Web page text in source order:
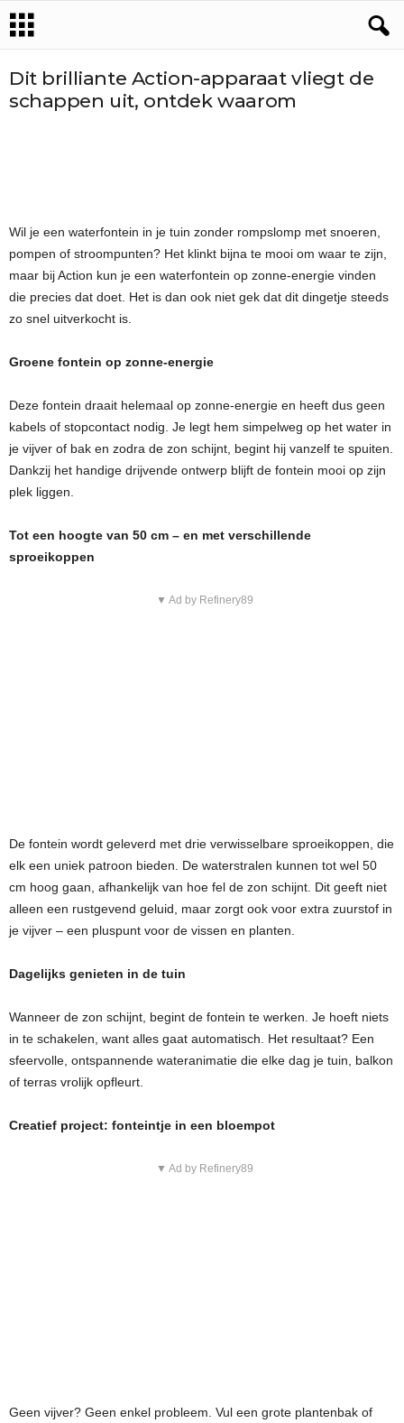
Dit brilliante Action-apparaat vliegt de
schappen uit, ontdek waarom
Wil je een waterfontein in je tuin zonder rompslomp met snoeren,
pompen of stroompunten? Het klinkt bijna te mooi om waar te zijn,
maar bij Action kun je een waterfontein op zonne-energie vinden
die precies dat doet. Het is dan ook niet gek dat dit dingetje steeds
zo snel uitverkocht is.
Groene fontein op zonne-energie
Deze fontein draait helemaal op zonne-energie en heeft dus geen
kabels of stopcontact nodig. Je legt hem simpelweg op het water in
je vijver of bak en zodra de zon schijnt, begint hij vanzelf te spuiten.
Dankzij het handige drijvende ontwerp blijft de fontein mooi op zijn
plek liggen.
Tot een hoogte van 50 cm – en met verschillende
sproeikoppen
▼ Ad by Refinery89
De fontein wordt geleverd met drie verwisselbare sproeikoppen, die
elk een uniek patroon bieden. De waterstralen kunnen tot wel 50
cm hoog gaan, afhankelijk van hoe fel de zon schijnt. Dit geeft niet
alleen een rustgevend geluid, maar zorgt ook voor extra zuurstof in
je vijver – een pluspunt voor de vissen en planten.
Dagelijks genieten in de tuin
Wanneer de zon schijnt, begint de fontein te werken. Je hoeft niets
in te schakelen, want alles gaat automatisch. Het resultaat? Een
sfeervolle, ontspannende wateranimatie die elke dag je tuin, balkon
of terras vrolijk opfleurt.
Creatief project: fonteintje in een bloempot
▼ Ad by Refinery89
Geen vijver? Geen enkel probleem. Vul een grote plantenbak of